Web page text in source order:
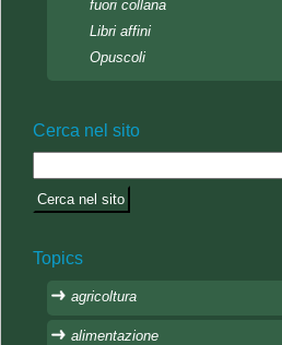
fuori collana
Libri affini
Opuscoli
Cerca nel sito
Topics
agricoltura
alimentazione